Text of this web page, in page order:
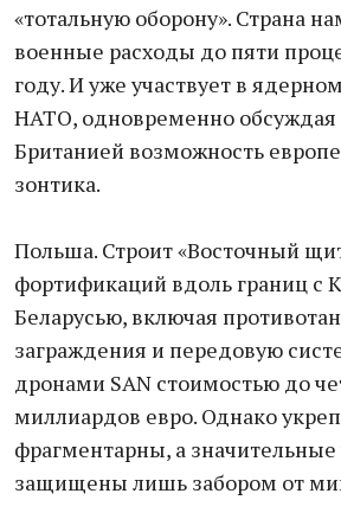
«тотальную оборону». Страна
военные расходы до пяти
году. И уже участвует в
НАТО, одновременно обсуждая
Британией возможность
зонтика.
Польша. Строит «Восточный
фортификаций вдоль границ с
Беларусью, включая
заграждения и передовую
дронами SAN стоимостью до
миллиардов евро. Однако
фрагментарны, а
защищены лишь забором от